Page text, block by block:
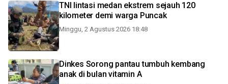
TNI lintasi medan ekstrem sejauh 120
kilometer demi warga Puncak
Minggu, 2 Agustus 2026 18:48
Dinkes Sorong pantau tumbuh kembang
anak di bulan vitamin A